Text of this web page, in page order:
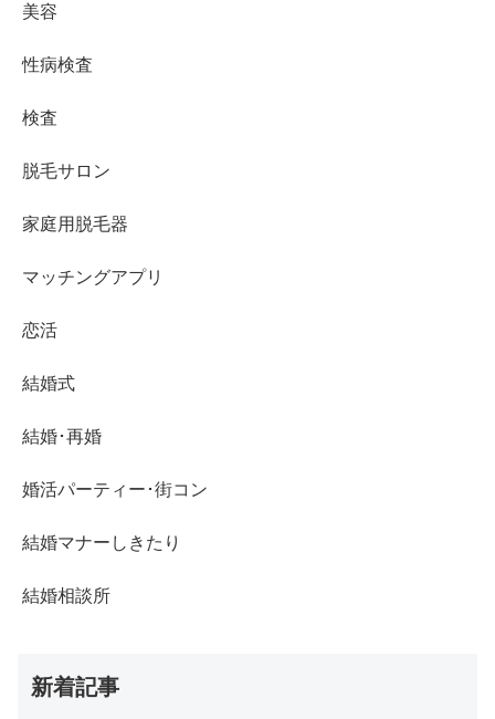
美容
性病検査
検査
脱毛サロン
家庭用脱毛器
マッチングアプリ
恋活
結婚式
結婚･再婚
婚活パーティー･街コン
結婚マナーしきたり
結婚相談所
新着記事